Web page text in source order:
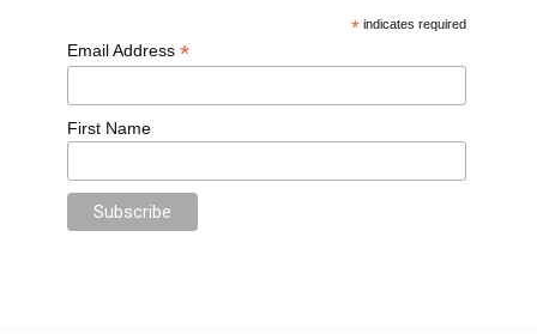
* indicates required
Email Address *
First Name